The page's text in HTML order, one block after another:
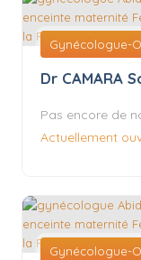
Gynécologue-
Dr CAMARA
Pas encore de
Actuellement
Gynécologue-